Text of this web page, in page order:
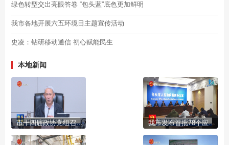
绿色转型交出亮眼答卷 “包头蓝”底色更加鲜明
我市各地开展六五环境日主题宣传活动
史凌：钻研移动通信 初心赋能民生
本地新闻
市十四届政协党组召开第93次会议 我市发布首批78个应用场景清单 提升城市竞争力